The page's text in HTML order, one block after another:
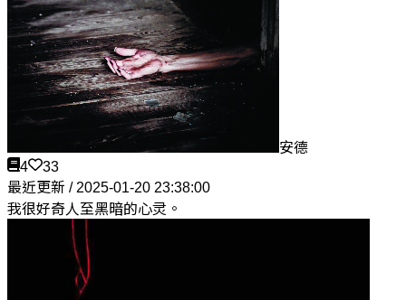
安德
4
33
最近更新 / 2025-01-20 23:38:00
我很好奇人至黑暗的心灵。